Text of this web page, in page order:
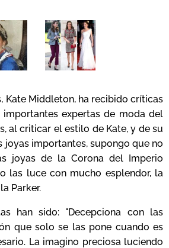
Kate Middleton, ha recibido críticas
expertas de moda del
al criticar el estilo de Kate, y de su
joyas importantes, supongo que no
joyas de la Corona del Imperio
las luce con mucho esplendor, la
Parker.
han sido: "Decepciona con las
que solo se las pone cuando es
La imagino preciosa luciendo